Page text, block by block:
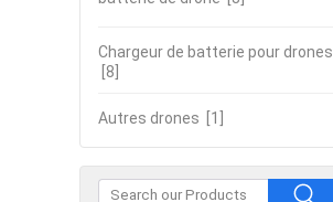
Chargeur de batterie pour drones
[8]
Autres drones [1]